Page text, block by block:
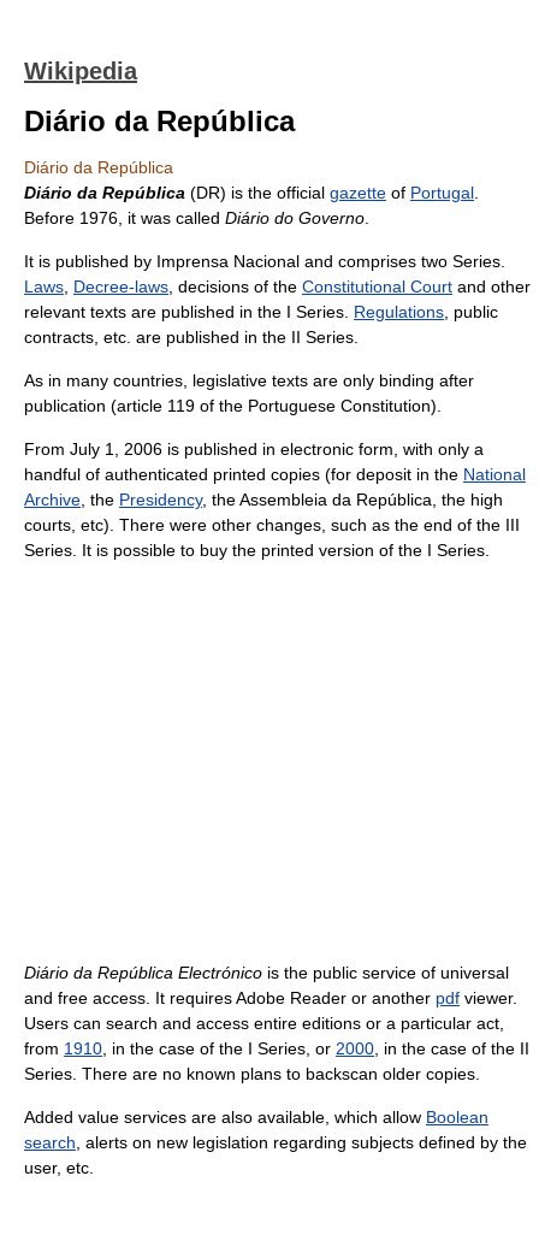
Wikipedia
Diário da República
Diário da República
Diário da República (DR) is the official gazette of Portugal
Before 1976, it was called Diário do Governo
It is published by Imprensa Nacional and comprises two Series.
Laws Decree-laws , decisions of the Constitutional Court and other
relevant texts are published in the I Series. Regulations , public
contracts, etc. are published in the II Series.
As in many countries, legislative texts are only binding after
publication (article 119 of the Portuguese Constitution).
From July 1, 2006 is published in electronic form, with only a
handful of authenticated printed copies (for deposit in the National
Archive , the Presidency, the Assembleia da República, the high
courts, etc). There were other changes, such as the end of the III
Series. It is possible to buy the printed version of the I Series.
Diário da República Electrónico is the public service of universal
and free access. It requires Adobe Reader or another pdf viewer.
Users can search and access entire editions or a particular act,
from 1910 , in the case of the I Series, or 2000 , in the case of the II
Series. There are no known plans to backscan older copies.
Added value services are also available, which allow Boolean
search , alerts on new legislation regarding subjects defined by the
user, etc.